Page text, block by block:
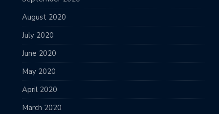
August 2020
July 2020
June 2020
May 2020
April 2020
March 2020